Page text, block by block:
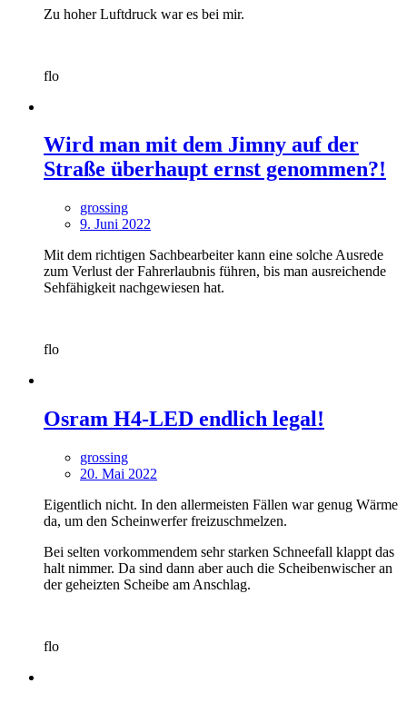
Zu hoher Luftdruck war es bei mir.
flo
Wird man mit dem Jimny auf der
Straße überhaupt ernst genommen?!
grossing
9. Juni 2022
Mit dem richtigen Sachbearbeiter kann eine solche Ausrede
zum Verlust der Fahrerlaubnis führen, bis man ausreichende
Sehfähigkeit nachgewiesen hat.
flo
Osram H4-LED endlich legal!
grossing
20. Mai 2022
Eigentlich nicht. In den allermeisten Fällen war genug Wärme
da, um den Scheinwerfer freizuschmelzen.
Bei selten vorkommendem sehr starken Schneefall klappt das
halt nimmer. Da sind dann aber auch die Scheibenwischer an
der geheizten Scheibe am Anschlag.
flo